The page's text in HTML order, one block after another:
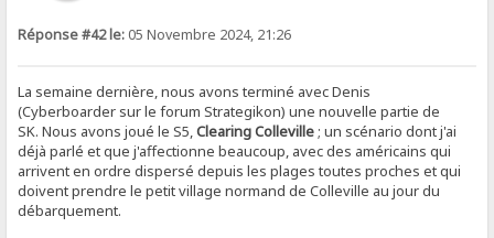
Réponse #42 le: 05 Novembre 2024, 21:26
La semaine dernière, nous avons terminé avec Denis
(Cyberboarder sur le forum Strategikon) une nouvelle partie de
SK. Nous avons joué le S5,Clearing Colleville; un scénario dont j'ai
déjà parlé et que j'affectionne beaucoup, avec des américains qui
arrivent en ordre dispersé depuis les plages toutes proches et qui
doivent prendre le petit village normand de Colleville au jour du
débarquement.